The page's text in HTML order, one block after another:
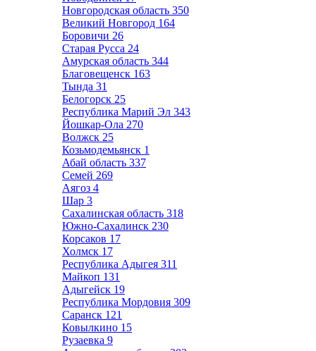
Новгородская область 350
Великий Новгород 164
Боровичи 26
Старая Русса 24
Амурская область 344
Благовещенск 163
Тында 31
Белогорск 25
Республика Марий Эл 343
Йошкар-Ола 270
Волжск 25
Козьмодемьянск 1
Абай область 337
Семей 269
Аягоз 4
Шар 3
Сахалинская область 318
Южно-Сахалинск 230
Корсаков 17
Холмск 17
Республика Адыгея 311
Майкоп 131
Адыгейск 19
Республика Мордовия 309
Саранск 121
Ковылкино 15
Рузаевка 9